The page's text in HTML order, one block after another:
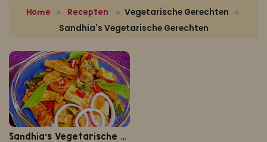
klik hier om je aan te melden voor Mijn Kookboek.
Home Recepten
Vegetarische Gerechten
Sandhia's Vegetarische Gerechten
Sandhia's Vegetarische Gerechten